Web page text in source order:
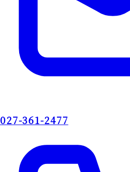
木材事業
027-361-2477